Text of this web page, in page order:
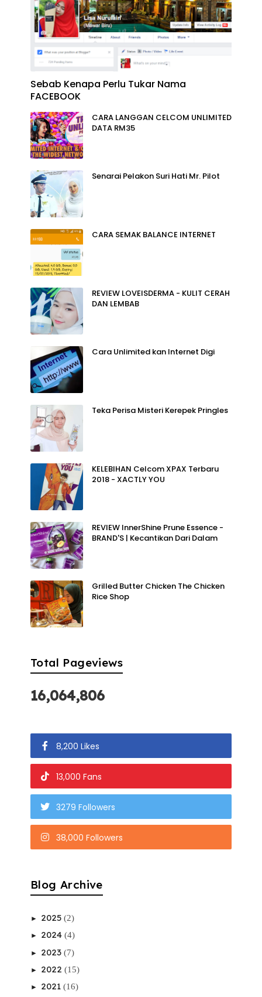
Sebab Kenapa Perlu Tukar Nama
FACEBOOK
CARA LANGGAN CELCOM UNLIMITED
DATA RM35
Senarai Pelakon Suri Hati Mr. Pilot
CARA SEMAK BALANCE INTERNET
REVIEW LOVEISDERMA - KULIT CERAH
DAN LEMBAB
Cara Unlimited kan Internet Digi
Teka Perisa Misteri Kerepek Pringles
KELEBIHAN Celcom XPAX Terbaru
2018 - XACTLY YOU
REVIEW InnerShine Prune Essence -
BRAND'S | Kecantikan Dari Dalam
Grilled Butter Chicken The Chicken
Rice Shop
Total Pageviews
16,064,806
8,200 Likes
13,000 Fans
3279 Followers
38,000 Followers
Blog Archive
► 2025 (2)
► 2024 (4)
► 2023 (7)
► 2022 (15)
► 2021 (16)